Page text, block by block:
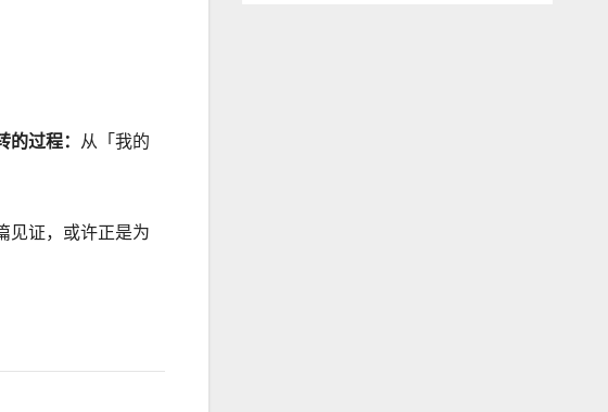
的过程：
从「我的
见证，或许正是为